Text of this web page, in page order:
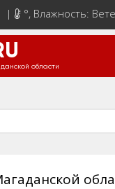
| °, Влажность:
области